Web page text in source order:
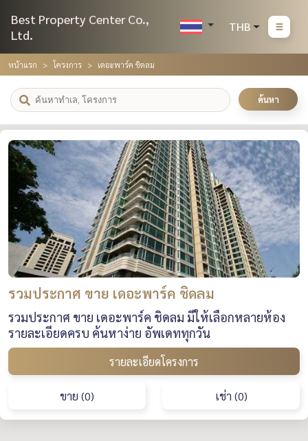
Best Property Center Co.,
Ltd.
THB
หน้าแรก โครงการ เดอะพาร์ค ชิดลม
ค้นหา
รวมประกาศ ขาย เดอะพาร์ค ชิดลม
รวมประกาศ ขาย เดอะพาร์ค ชิดลม มีให้เลือกหลายห้อง
รายละเอียดครบ ค้นหาง่าย อัพเดททุกวัน
รายละเอียดโครงการ
ขาย (0) เช่า (0)